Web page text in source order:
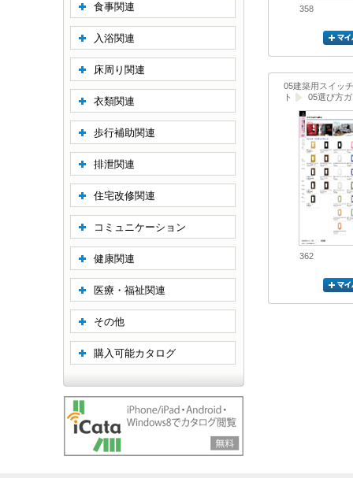
358
05建築用スイッ
ト
05選び方
362
食事関連
入浴関連
床周り関連
衣類関連
歩行補助関連
排泄関連
住宅改修関連
コミュニケーション
健康関連
医療・福祉関連
その他
購入可能カタログ